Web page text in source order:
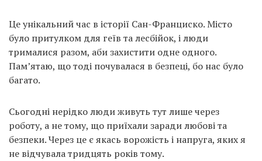
Це унікальний час в історії Сан-Франциско. Місто
було притулком для геїв та лесбійок, і люди
трималися разом, аби захистити одне одного.
Пам’ятаю, що тоді почувалася в безпеці, бо нас було
багато.
Сьогодні нерідко люди живуть тут лише через
роботу, а не тому, що приїхали заради любові та
безпеки. Через це є якась ворожість і напруга, яких я
не відчувала тридцять років тому.